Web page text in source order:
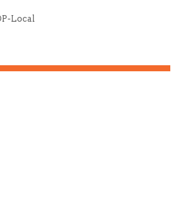
Local